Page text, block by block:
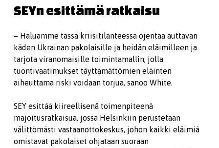
SEYn esittämä ratkaisu
– Haluamme tässä kriisitilanteessa ojentaa auttavan
käden Ukrainan pakolaisille ja heidän eläimilleen ja
tarjota viranomaisille toimintamallin, jolla
tuontivaatimukset täyttämättömien eläinten
aiheuttama riski voidaan torjua, sanoo White.
SEY esittää kiireellisenä toimenpiteenä
majoitusratkaisua, jossa Helsinkiin perustetaan
välittömästi vastaanottokeskus, johon kaikki eläimiä
omistavat pakolaiset ohjataan suoraan